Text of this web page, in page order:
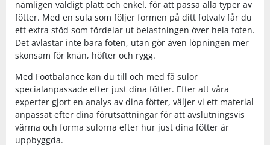
nämligen väldigt platt och enkel, för att passa alla typer av
fötter. Med en sula som följer formen på ditt fotvalv får du
ett extra stöd som fördelar ut belastningen över hela foten.
Det avlastar inte bara foten, utan gör även löpningen mer
skonsam för knän, höfter och rygg.
Med Footbalance kan du till och med få sulor
specialanpassade efter just dina fötter. Efter att våra
experter gjort en analys av dina fötter, väljer vi ett material
anpassat efter dina förutsättningar för att avslutningsvis
värma och forma sulorna efter hur just dina fötter är
uppbyggda.